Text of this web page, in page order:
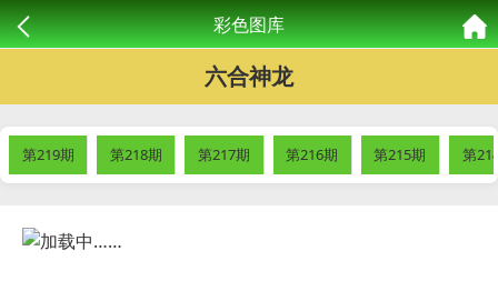
彩色图库
六合神龙
第219期 第218期 第217期 第216期 第215期 第